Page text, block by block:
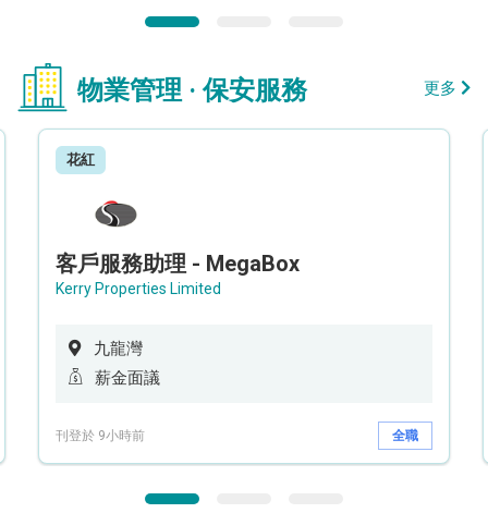
物業管理 · 保安服務 更多
花紅
客戶服務助理 - MegaBox
Kerry Properties Limited
九龍灣
薪金面議
刊登於 9小時前 全職